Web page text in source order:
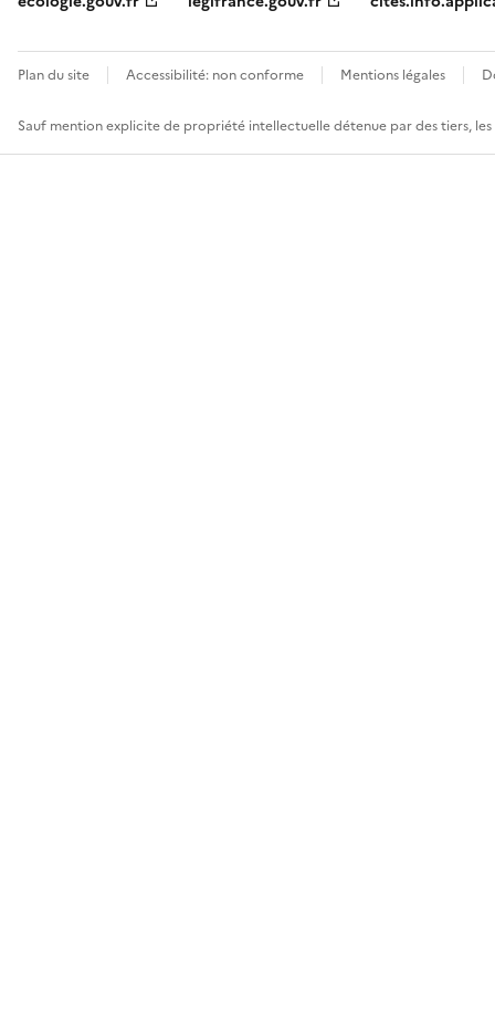
Plan du site Accessibilité: non conforme Mentions légales
Sauf mention explicite de propriété intellectuelle détenue par des tiers,